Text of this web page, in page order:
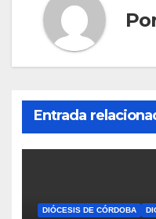
Entrada
DIÓCESIS DE CÓRDOBA